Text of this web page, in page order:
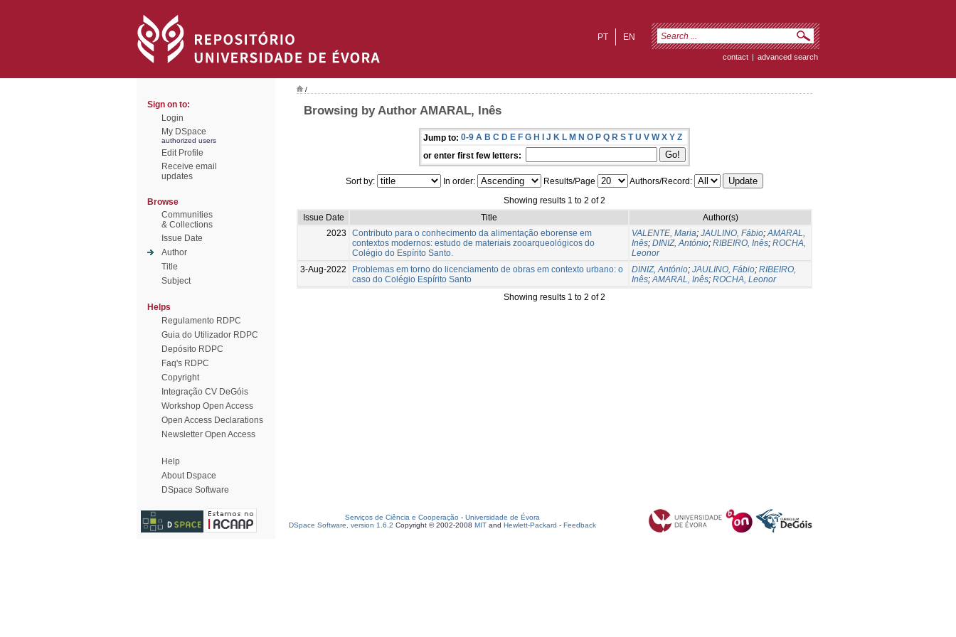
EN
PT
contact | advanced search
Sign on to:
Login
My DSpace
authorized users
Edit Profile
Receive email
updates
Browse
Communities
& Collections
Issue Date
Author
Title
Subject
Helps
Regulamento RDPC
Guia do Utilizador RDPC
Depósito RDPC
Faq's RDPC
Copyright
Integração CV DeGóis
Workshop Open Access
Open Access Declarations
Newsletter Open Access
Help
About Dspace
DSpace Software
/
Browsing by Author AMARAL, Inês
Jump to: 0-9 A B C D E F G H I J K L M N O P Q R S T U V W X Y Z
or enter first few letters:
Sort by: In order: Results/Page
Authors/Record:
Showing results 1 to 2 of 2
Issue Date
Title
Author(s)
2023
Contributo para o conhecimento da alimentação eborense em
contextos modernos: estudo de materiais zooarqueológicos do
Colégio do Espírito Santo.
VALENTE, Maria; JAULINO, Fábio;AMARAL,
Inês; DINIZ, António; RIBEIRO, Inês; ROCHA,
Leonor
3-Aug-2022
Problemas em torno do licenciamento de obras em contexto urbano: o
caso do Colégio Espírito Santo
DINIZ, António; JAULINO, Fábio; RIBEIRO,
Inês;AMARAL, Inês; ROCHA, Leonor
Showing results 1 to 2 of 2
Serviços de Ciência e Cooperação - Universidade de Évora
DSpace Software, version 1.6.2 Copyright © 2002-2008 MIT and Hewlett-Packard - Feedback